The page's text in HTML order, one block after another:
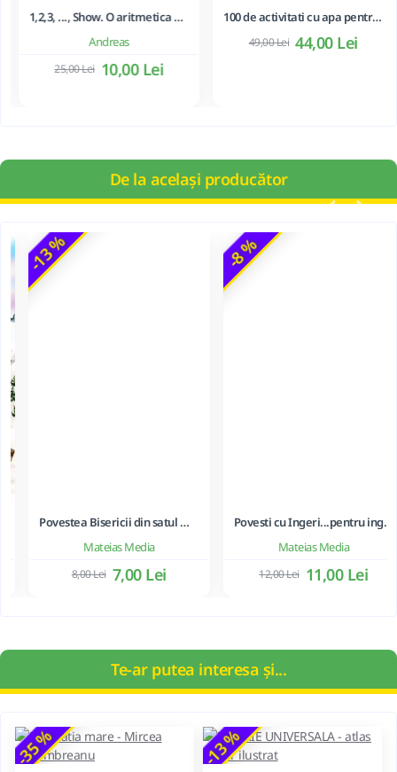
Andreas
1,2,3, ..., Show. O aritmetica emotionala, o poezie a matematicii - Ioan Dancila
10,00 Lei
25,00 Lei
De la același producător
-13 % -8 %
Te-ar putea interesa și...
-35 % -13 %